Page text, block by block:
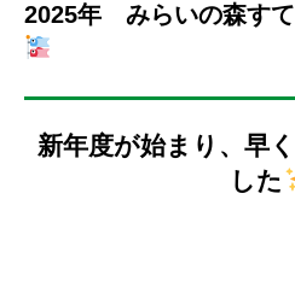
2025年 みらいの森す
新年度が始まり、早
した